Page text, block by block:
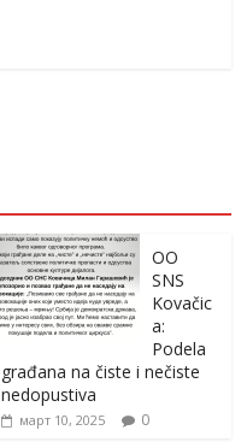
OO
SNS
Kovačic
a:
Podela
građana na čiste i nečiste
nedopustiva
март 10, 2025 0